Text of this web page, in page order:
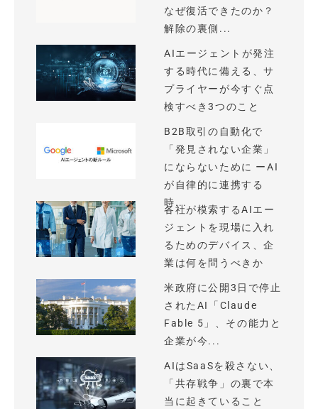
なぜ復活できたのか？
解除の裏側...
AIエージェントが発注
する時代に備える、サ
プライヤーが今すぐ点
検すべき3つのこと
B2B取引の自動化で
「発見されない企業」
にならないために ーAI
が自律的に連携する
時...
各社が模索するAIエー
ジェントを現場に入れ
るためのデバイス、企
業は何を問うべきか
米政府に公開3日で停止
されたAI「Claude
Fable 5」、その能力と
企業が今...
AIはSaaSを殺さない、
「共存戦争」の裏で本
当に起きていること